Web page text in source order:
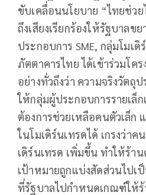
ขับเคลื่อนนโยบาย “ไทยช่ว
ถึงเสียงเรียกร้องให้รัฐบาลข
ประกอบการ SME, กลุ่มโมเ
ภัตตาคารไทย ได้เข้าร่วมโค
อย่างทั่วถึงว่า ความจริงวัตถุ
ให้กลุ่มผู้ประกอบการรายเล็ก
ต้องการช่วยเหลือคนตัวเล็ก
ในโมเดิร์นเทรดได้ เกรงว่าค
เดิร์นเทรด เพิ่มขึ้น ทำให้ร้า
เป้าหมายถูกแบ่งสัดส่วนไปเ
ที่รัฐบาลไปกำหนดเกณฑ์ให้